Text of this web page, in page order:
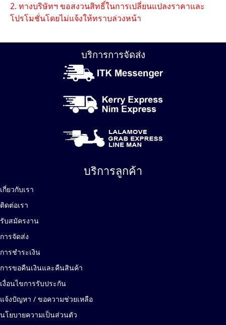
2. ทางบริษัทฯ ขอสงวนสิทธิ์ในการเปลี่ยนแปลงราคาและ
โปรโมชั่นโดยไม่แจ้งให้ทราบล่วงหน้า
บริการการจัดส่ง
บริการลูกค้า
เกี่ยวกับเรา
ติดต่อเรา
รับสมัครงาน
การจัดส่ง
การชำระเงิน
การขอคืนเงินและคืนสินค้า
เงื่อนไขการรับประกัน
แจ้งปัญหา / ขอความช่วยเหลือ
นโยบายความเป็นส่วนตัว